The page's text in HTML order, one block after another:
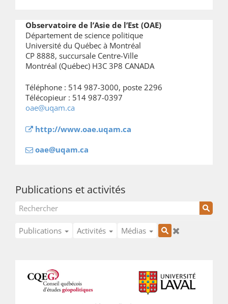
Observatoire de l’Asie de l’Est (OAE)
Département de science politique
Université du Québec à Montréal
CP 8888, succursale Centre-Ville
Montréal (Québec) H3C 3P8 CANADA
Téléphone : 514 987-3000, poste 2296
Télécopieur : 514 987-0397
oae@uqam.ca
http://www.oae.uqam.ca
oae@uqam.ca
Publications et activités
Publications Activités Médias